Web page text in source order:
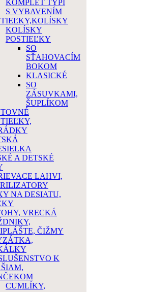
KOMPLET TÝPÍ
S VYBAVENÍM
KOLÍSKY
POSTIEĽKY
SO
SŤAHOVACÍM
BOKOM
KLASICKÉ
SO
ZÁSUVKAMI,
ŠUPLÍKOM
A DETSKÉ
LAHVI,
NA DESIATU,
VRECKÁ
ČIŽMY
K
CUMLÍKY,